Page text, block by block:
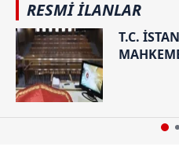
reklam/pazarlama
sınırlı olarak açık rızanız
Çerezlere ilişkin tercihlerinizi
vasıtasıyla belirleyebilirsiniz.
için Ayarlar butonuna
ziyaret edebilirsiniz.
RESMİ İLANLAR
T.C.